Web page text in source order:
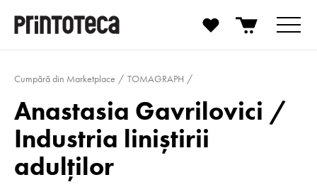
Cumpără din Marketplace TOMAGRAPH
Anastasia Gavrilovici /
Industria liniștirii
adulților